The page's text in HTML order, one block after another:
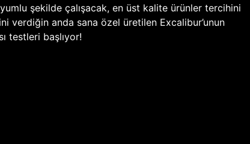
şekilde çalışacak, en üst kalite ürünler tercihini
verdiğin anda sana özel üretilen Excalibur’unun
testleri başlıyor!